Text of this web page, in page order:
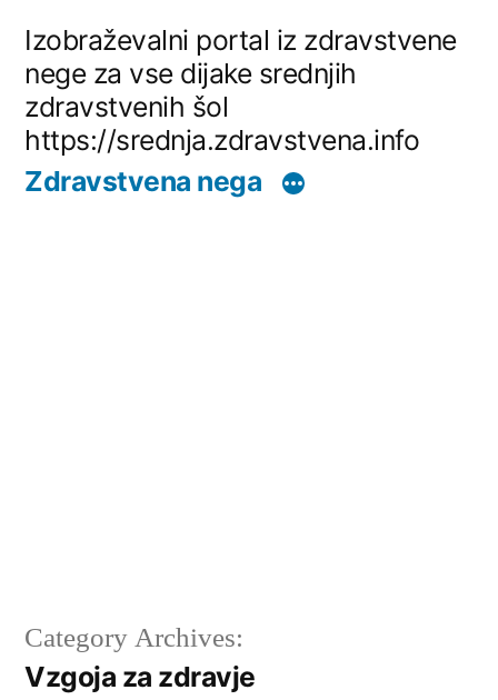
content
Izobraževalni portal iz zdravstvene
nege za vse dijake srednjih
zdravstvenih šol
https://srednja.zdravstvena.info
Zdravstvena nega
Category Archives:
Vzgoja za zdravje